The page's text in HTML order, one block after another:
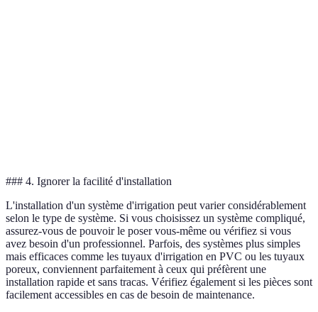
### 4. Ignorer la facilité d'installation
L'installation d'un système d'irrigation peut varier considérablement
selon le type de système. Si vous choisissez un système compliqué,
assurez-vous de pouvoir le poser vous-même ou vérifiez si vous
avez besoin d'un professionnel. Parfois, des systèmes plus simples
mais efficaces comme les tuyaux d'irrigation en PVC ou les tuyaux
poreux, conviennent parfaitement à ceux qui préfèrent une
installation rapide et sans tracas. Vérifiez également si les pièces sont
facilement accessibles en cas de besoin de maintenance.